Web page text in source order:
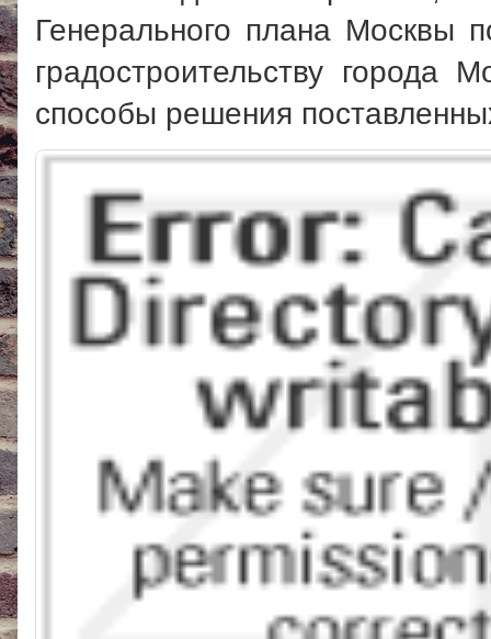
Генерального плана Москвы
градостроительству
способы решения